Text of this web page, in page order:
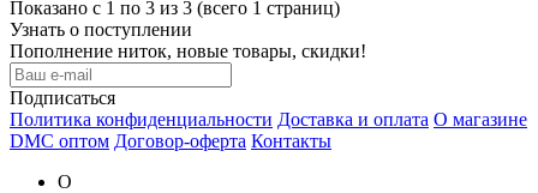
Показано с 1 по 3 из 3 (всего 1 страниц)
Узнать о поступлении
Пополнение ниток, новые товары, скидки!
Подписаться
Политика конфиденциальности Доставка и оплата О магазине
DMC оптом Договор-оферта Контакты
О